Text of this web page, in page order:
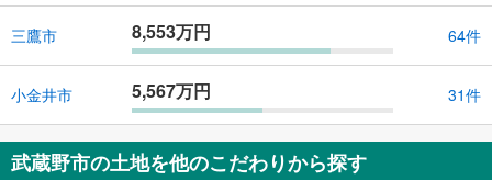
三鷹市 8,553万円 64件
小金井市 5,567万円 31件
武蔵野市の土地を他のこだわりから探す